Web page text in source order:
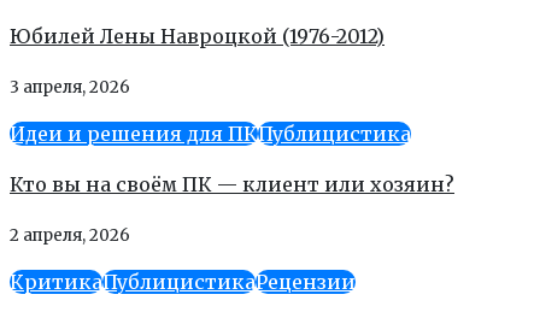
Юбилей Лены Навроцкой (1976-2012)
3 апреля, 2026
Идеи и решения для ПКПублицистика
Кто вы на своём ПК — клиент или хозяин?
2 апреля, 2026
КритикаПублицистикаРецензии